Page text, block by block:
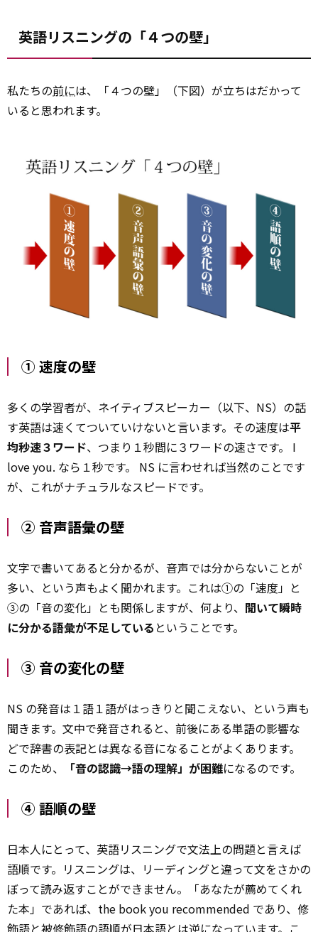
英語リスニングの「４つの壁」
私たちの前には、「４つの壁」（下図）が立ちはだかって
いると思われます。
① 速度の壁
多くの学習者が、ネイティブスピーカー（以下、NS）の話
す英語は速くてついていけないと言います。その速度は平
均秒速３ワード、つまり１秒間に３ワードの速さです。 I
love you. なら１秒です。 NS に言わせれば当然のことです
が、これがナチュラルなスピードです。
② 音声語彙の壁
文字で書いてあると分かるが、音声では分からないことが
多い、という声もよく聞かれます。これは①の「速度」と
③の「音の変化」とも関係しますが、何より、 聞いて瞬時
に分かる語彙が不足している ということです。
③ 音の変化の壁
NS の発音は１語１語がはっきりと聞こえない、という声も
聞きます。文中で発音されると、前後にある単語の影響な
どで辞書の表記とは異なる音になることがよくあります。
このため、
「音の認識→語の理解」が困難になるのです。
④ 語順の壁
日本人にとって、英語リスニングで文法上の問題と言えば
語順です。リスニングは、リーディングと違って文をさかの
ぼって読み返すことができません。「あなたが薦めてくれ
た本」であれば、the book you recommended であり、修
飾語と被修飾語の語順が日本語とは逆になっています。こ